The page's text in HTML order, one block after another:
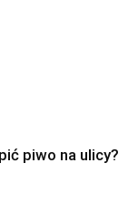
piwo na ulicy?